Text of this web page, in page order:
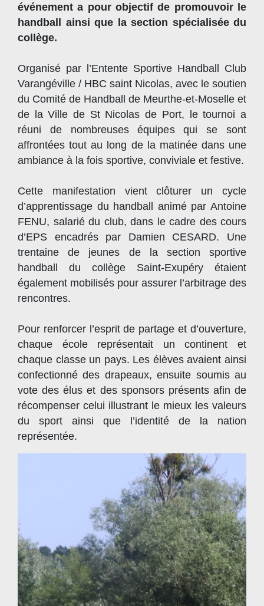
événement a pour objectif de promouvoir le
handball ainsi que la section spécialisée du
collège.
Organisé par l’Entente Sportive Handball Club
Varangéville / HBC saint Nicolas, avec le soutien
du Comité de Handball de Meurthe-et-Moselle et
de la Ville de St Nicolas de Port, le tournoi a
réuni de nombreuses équipes qui se sont
affrontées tout au long de la matinée dans une
ambiance à la fois sportive, conviviale et festive.
Cette manifestation vient clôturer un cycle
d’apprentissage du handball animé par Antoine
FENU, salarié du club, dans le cadre des cours
d’EPS encadrés par Damien CESARD. Une
trentaine de jeunes de la section sportive
handball du collège Saint-Exupéry étaient
également mobilisés pour assurer l’arbitrage des
rencontres.
Pour renforcer l’esprit de partage et d’ouverture,
chaque école représentait un continent et
chaque classe un pays. Les élèves avaient ainsi
confectionné des drapeaux, ensuite soumis au
vote des élus et des sponsors présents afin de
récompenser celui illustrant le mieux les valeurs
du sport ainsi que l’identité de la nation
représentée.